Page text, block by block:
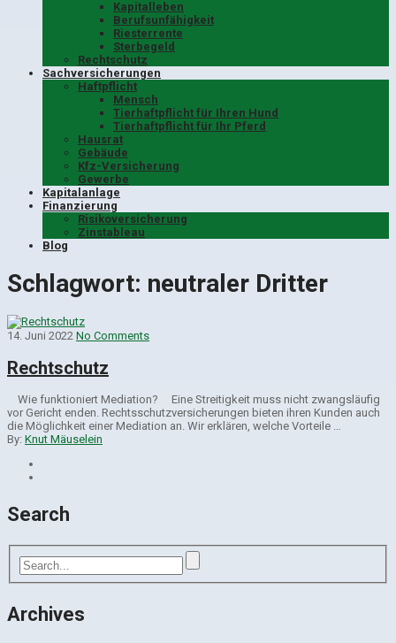
Kapitalleben
Berufsunfähigkeit
Riesterrente
Sterbegeld
Rechtschutz
Sachversicherungen
Haftpflicht
Mensch
Tierhaftpflicht für Ihren Hund
Tierhaftpflicht für Ihr Pferd
Hausrat
Gebäude
Kfz-Versicherung
Gewerbe
Kapitalanlage
Finanzierung
Risikoversicherung
Zinstableau
Blog
Schlagwort: neutraler Dritter
14. Juni 2022 No Comments
Rechtschutz
Wie funk­tio­niert Media­tion? Eine Streitigkeit muss nicht zwangsläufig
vor Gericht enden. Rechtsschutzversicherungen bieten ihren Kunden auch
die Möglichkeit einer Mediation an. Wir erklären, welche Vorteile …
By: Knut Mäuselein
Search
Archives